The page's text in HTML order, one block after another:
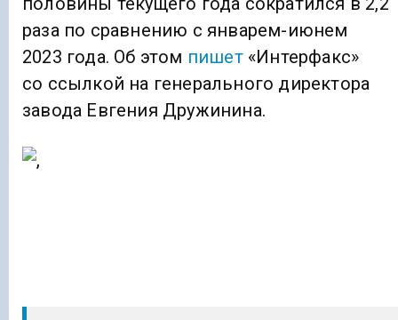
раза по сравнению с январем-июнем
2023 года. Об этом пишет«Интерфакс»
со ссылкой на генерального директора
завода Евгения Дружинина.